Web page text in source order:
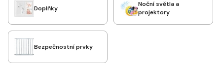
Doplňky
Noční světla a
projektory
Bezpečnostní prvky